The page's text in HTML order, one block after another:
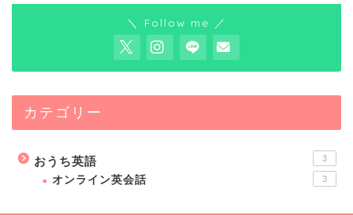
＼ Follow me ／
カテゴリー
おうち英語 3
オンライン英会話 3